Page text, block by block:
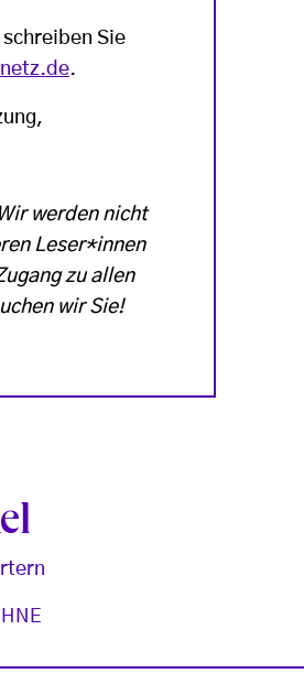
Sie
.
werden nicht
Leser*innen
zu allen
wir Sie!